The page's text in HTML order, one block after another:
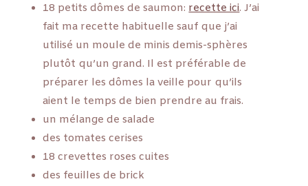
18 petits dômes de saumon: recette ici. J’ai
fait ma recette habituelle sauf que j’ai
utilisé un moule de minis demis-sphères
plutôt qu’un grand. Il est préférable de
préparer les dômes la veille pour qu’ils
aient le temps de bien prendre au frais.
un mélange de salade
des tomates cerises
18 crevettes roses cuites
des feuilles de brick